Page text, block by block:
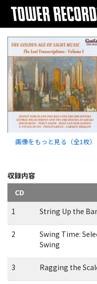
画像をもっと見る（全1 枚）
収録内容
CD
1
String Up the
2
Swing Time:
Swing
3 Ragging the